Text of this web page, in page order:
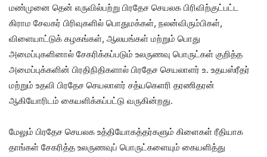
மண்முனை தென் எருவில்பற்று பிரதேச செயலக பிரிவிற்குட்பட்ட
கிராம சேவகர் பிரிவுகளில் பொதுமக்கள், நலன்விரும்பிகள்,
விளையாட்டுக் கழகங்கள், ஆலயங்கள் மற்றும் பொது
அமைப்புகளினால் சேகரிக்கப்படும் உலருணவு பொருட்கள் குறித்த
அமைப்புக்களின் பிரதிநிதிகளால் பிரதேச செயலாளர் உ. உதயஸ்ரீதர்
மற்றும் உதவி பிரதேச செயலாளர் சத்யகெளரி தரணிதரன்
ஆகியோரிடம் கையளிக்கப்பட்டு வருகின்றது.
மேலும் பிரதேச செயலக உத்தியோகத்தர்களும் கிளைகள் ரீதியாக
தாங்கள் சேகரித்த உலருணவுப் பொருட்களையும் கையளித்து